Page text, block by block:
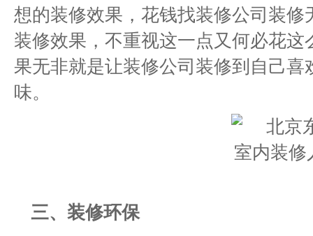
想的装修效果，花钱找装修公司装
装修效果，不重视这一点又何必花
果无非就是让装修公司装修到自己
味。
三、装修环保